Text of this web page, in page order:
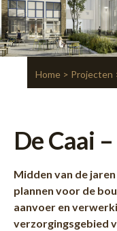
Home > Projecten
De Caai
Midden van de
plannen voor de
aanvoer en
verzorgingsgebied